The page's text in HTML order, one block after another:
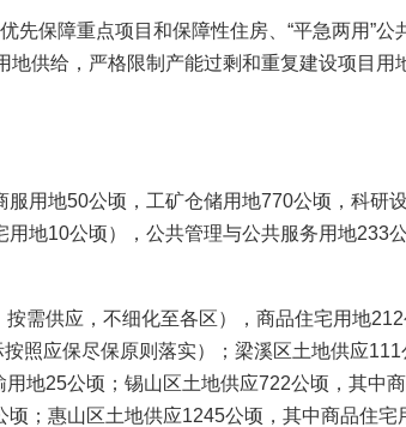
保障重点项目和保障性住房、“平急两用”公
供给，严格限制产能过剩和重复建设项目用
用地50公顷，工矿仓储用地770公顷，科研
地10公顷），公共管理与公共服务用地233
供应，不细化至各区），商品住宅用地212
照应保尽保原则落实）；梁溪区土地供应
地25公顷；锡山区土地供应722公顷，其中
；惠山区土地供应1245公顷，其中商品住宅